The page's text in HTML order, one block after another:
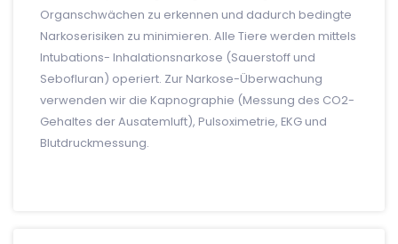
Organschwächen zu erkennen und dadurch bedingte
Narkoserisiken zu minimieren. Alle Tiere werden mittels
Intubations- Inhalationsnarkose (Sauerstoff und
Sebofluran) operiert. Zur Narkose-Überwachung
verwenden wir die Kapnographie (Messung des CO2-
Gehaltes der Ausatemluft), Pulsoximetrie, EKG und
Blutdruckmessung.